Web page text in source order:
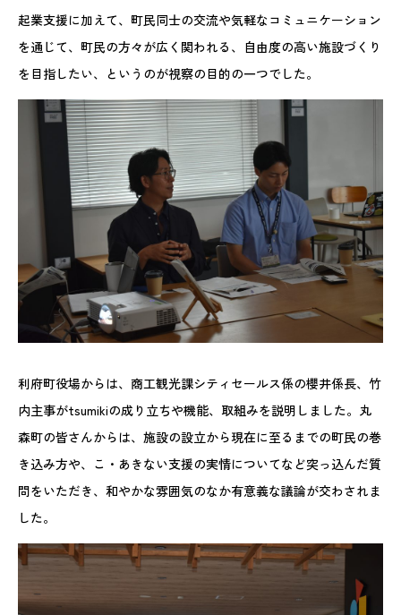
起業支援に加えて、町民同士の交流や気軽なコミュニケーション
を通じて、町民の方々が広く関われる、自由度の高い施設づくり
を目指したい、というのが視察の目的の一つでした。
利府町役場からは、商工観光課シティセールス係の櫻井係長、竹
内主事がtsumikiの成り立ちや機能、取組みを説明しました。丸
森町の皆さんからは、施設の設立から現在に至るまでの町民の巻
き込み方や、こ・あきない支援の実情についてなど突っ込んだ質
問をいただき、和やかな雰囲気のなか有意義な議論が交わされま
した。